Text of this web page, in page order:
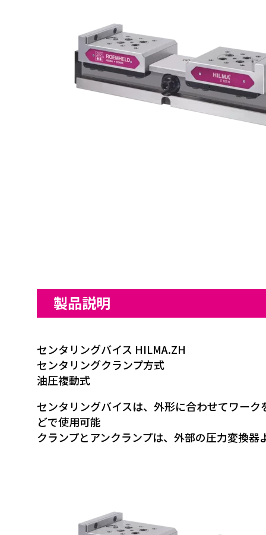
製品説明
センタリングバイス HILMA.ZH
センタリングクランプ方式
油圧複動式
センタリングバイスは、外形に合わせてワー
どで使用可能
クランプとアンクランプは、外部の圧力変換